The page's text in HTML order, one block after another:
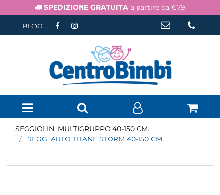
SPEDIZIONE GRATUITA a partire da €79
BLOG
Open menu
SEGGIOLINI MULTIGRUPPO 40-150 CM.
SEGG. AUTO TITANE STORM 40-150 CM.